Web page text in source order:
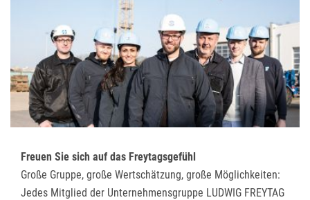
Freuen Sie sich auf das Freytagsgefühl
Große Gruppe, große Wertschätzung, große Möglichkeiten:
Jedes Mitglied der Unternehmensgruppe LUDWIG FREYTAG